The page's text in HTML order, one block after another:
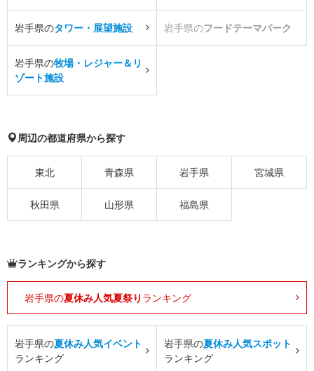
岩手県のタワー・展望施設 岩手県のフードテーマパーク
岩手県の牧場・レジャー＆リ
ゾート施設
周辺の都道府県から探す
東北 青森県 岩手県 宮城県
秋田県 山形県 福島県
ランキングから探す
岩手県の夏休み人気夏祭り ランキング
岩手県の夏休み人気イベント
ランキング
岩手県の夏休み人気スポット
ランキング